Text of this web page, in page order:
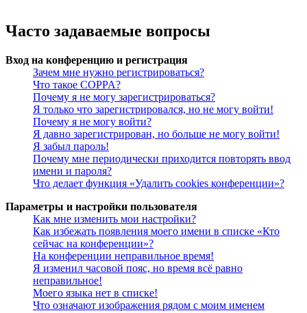
Часто задаваемые вопросы
Вход на конференцию и регистрация
Зачем мне нужно регистрироваться?
Что такое COPPA?
Почему я не могу зарегистрироваться?
Я только что зарегистрировался, но не могу войти!
Почему я не могу войти?
Я давно зарегистрирован, но больше не могу войти!
Я забыл пароль!
Почему мне периодически приходится повторять ввод
имени и пароля?
Что делает функция «Удалить cookies конференции»?
Параметры и настройки пользователя
Как мне изменить мои настройки?
Как избежать появления моего имени в списке «Кто
сейчас на конференции»?
На конференции неправильное время!
Я изменил часовой пояс, но время всё равно
неправильное!
Моего языка нет в списке!
Что означают изображения рядом с моим именем